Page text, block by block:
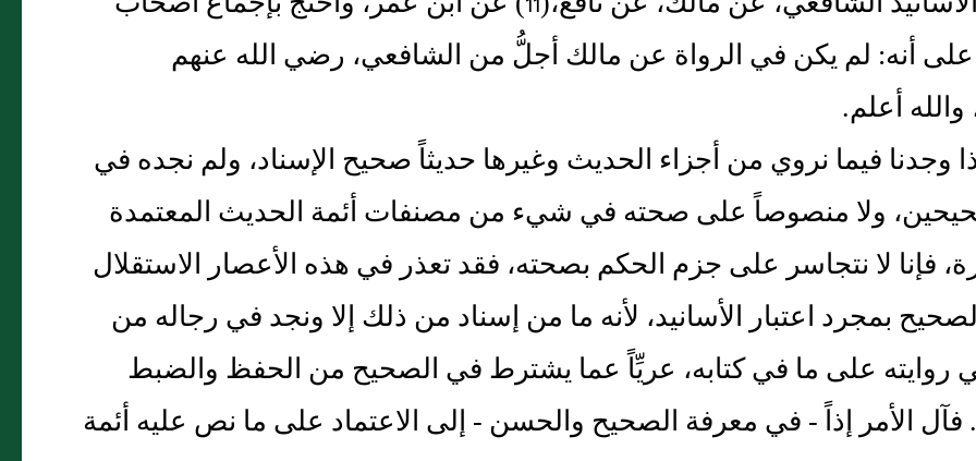
أنه‏:‏ لم يكن في الرواة عن مالك أجلُّ من الشافعي، رضي الله عنهم
أعلم‏.‏
إذا وجدنا فيما نروي من أجزاء الحديث وغيرها حديثاً صحيح الإسناد، ولم نجده في
ولا منصوصاً على صحته في شيء من مصنفات أئمة الحديث المعتمدة
فإنا لا نتجاسر على جزم الحكم بصحته، فقد تعذر في هذه الأعصار الاستقلال
بمجرد اعتبار الأسانيد، لأنه ما من إسناد من ذلك إلا ونجد في رجاله من
روايته على ما في كتابه، عريِّاً عما يشترط في الصحيح من الحفظ والضبط
فآل الأمر إذاً - في معرفة الصحيح والحسن - إلى الاعتماد على ما نص عليه أئمة